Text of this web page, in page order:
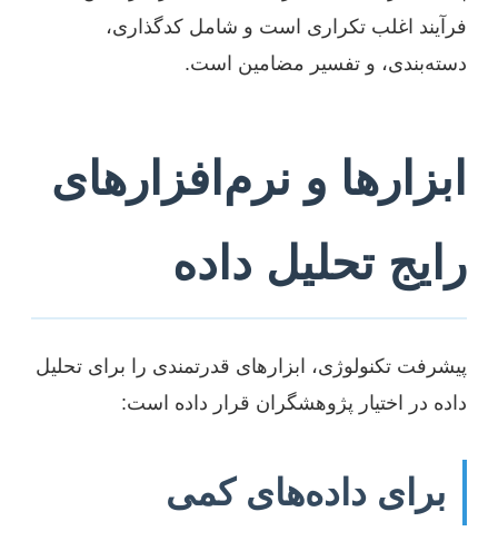
فرآیند اغلب تکراری است و شامل کدگذاری،
دسته‌بندی، و تفسیر مضامین است.
ابزارها و نرم‌افزارهای
رایج تحلیل داده
پیشرفت تکنولوژی، ابزارهای قدرتمندی را برای تحلیل
داده در اختیار پژوهشگران قرار داده است:
برای داده‌های کمی